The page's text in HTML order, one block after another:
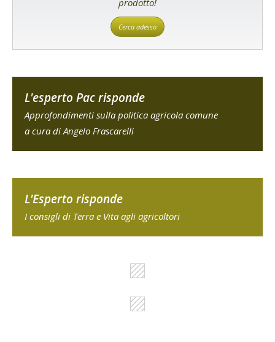
Cerca adesso
L'esperto Pac risponde
Approfondimenti sulla politica agricola comune
a cura di Angelo Frascarelli
L'Esperto risponde
I consigli di Terra e Vita agli agricoltori